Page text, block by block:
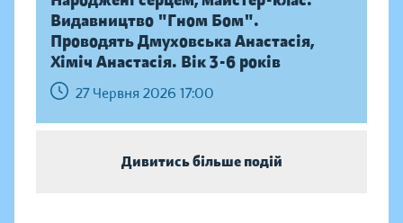
Видавництво "Гном Бом".
Проводять Дмуховська Анастасія,
Хіміч Анастасія. Вік 3-6 років
27 Червня 2026 17:00
Дивитись більше подій